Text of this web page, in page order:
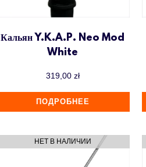
Кальян Y.K.A.P. Neo Mod
White
319,00 zł
ПОДРОБНЕЕ